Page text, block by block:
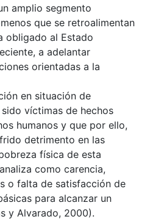
amplio segmento
que se retroalimentan
obligado al Estado
a adelantar
orientadas a la
en situación de
víctimas de hechos
humanos y que por ello,
detrimento en las
física de esta
como carencia,
o falta de satisfacción de
para alcanzar un
y Alvarado, 2000).